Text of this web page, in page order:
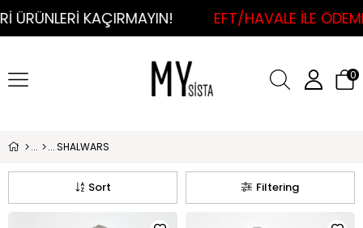
KAÇIRMAYIN! EFT/HAVALE İLE
0
SHALWARS
Filtering
Sort